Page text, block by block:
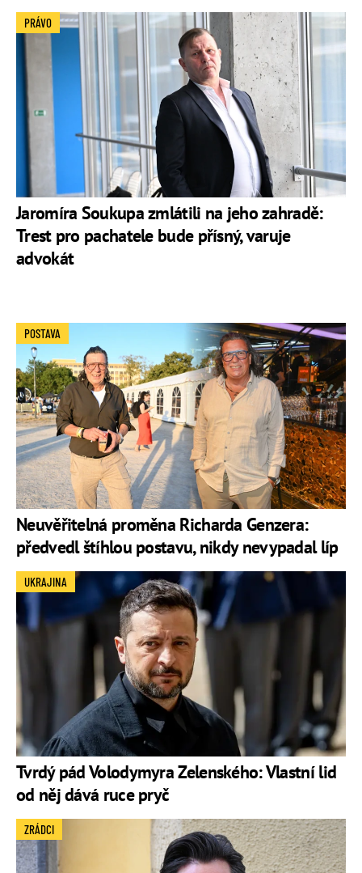
Jaromíra Soukupa zmlátili na jeho zahradě:
Trest pro pachatele bude přísný, varuje
advokát
PRÁVO
Neuvěřitelná proměna Richarda Genzera:
předvedl štíhlou postavu, nikdy nevypadal líp
POSTAVA
Tvrdý pád Volodymyra Zelenského: Vlastní lid
od něj dává ruce pryč
UKRAJINA
ZRÁDCI